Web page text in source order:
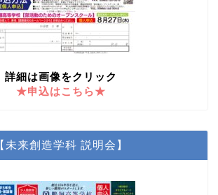
詳細は画像をクリック
★申込はこちら★
【未来創造学科 説明会】